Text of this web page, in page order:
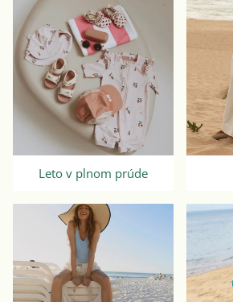
Leto v plnom prúde